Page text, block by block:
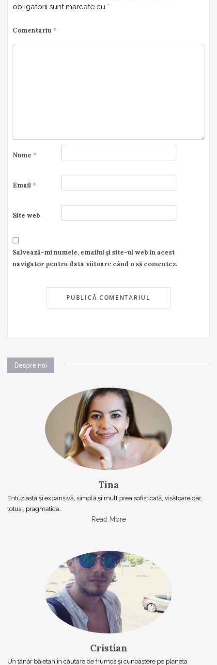
obligatorii sunt marcate cu *
Comentariu *
Nume *
Email *
Site web
Salvează-mi numele, emailul și site-ul web în acest
navigator pentru data viitoare când o să comentez.
Despre noi
Tina
Entuziastă şi expansivă, simplă şi mult prea sofisticată, visătoare dar,
totuşi, pragmatică…
Read More
Cristian
Un tânăr băietan în căutare de frumos și cunoaștere pe planeta